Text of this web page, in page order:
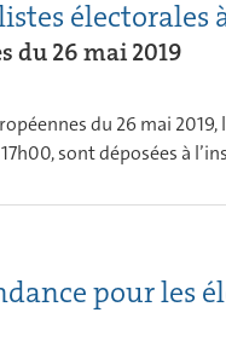
électorales
du 26 mai 2019
du 26 mai
sont déposées à
pour les